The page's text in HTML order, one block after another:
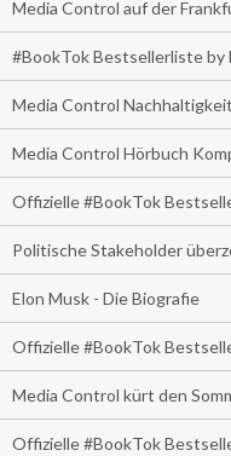
Media Control auf der
#BookTok Bestsellerliste
Media Control
Media Control Hörbuch
Offizielle #BookTok
Politische Stakeholder
Elon Musk - Die Biografie
Offizielle #BookTok
Media Control kürt den
Offizielle #BookTok